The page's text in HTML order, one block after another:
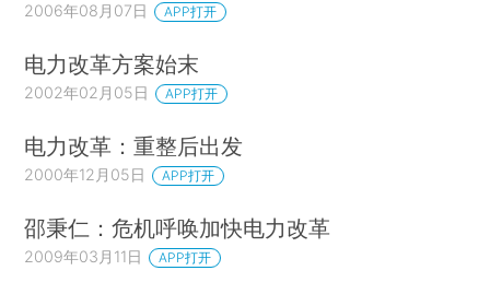
2006年08月07日 APP打开
电力改革方案始末
2002年02月05日 APP打开
电力改革：重整后出发
2000年12月05日 APP打开
邵秉仁：危机呼唤加快电力改革
2009年03月11日 APP打开